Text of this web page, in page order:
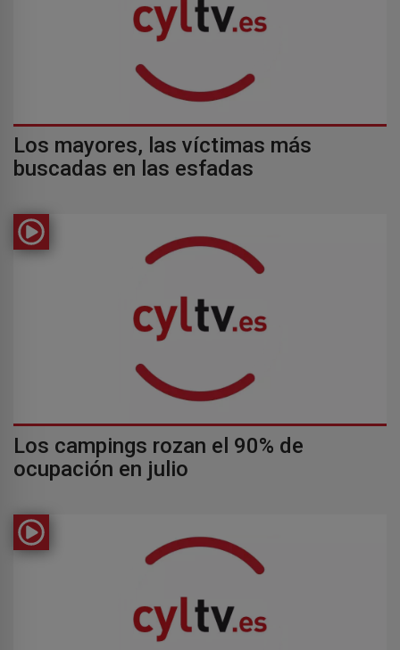
Los mayores, las víctimas más
buscadas en las esfadas
Los campings rozan el 90% de
ocupación en julio